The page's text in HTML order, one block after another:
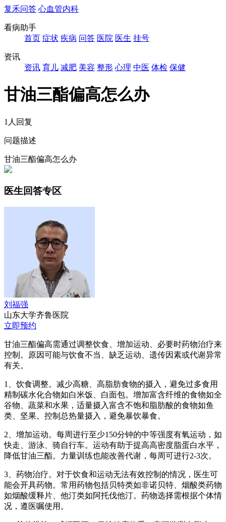
复禾问答 心血管内科
看病助手
首页 症状 疾病 问答 医院 医生 挂号
资讯
资讯 育儿 减肥 美容 整形 心理 中医 体检 保健
甘油三酯偏高怎么办
1人回复
问题描述
甘油三酯偏高怎么办
医生回答专区
刘福强
山东大学齐鲁医院
立即预约
甘油三酯偏高需通过调整饮食、增加运动、必要时药物治疗来
控制。原因可能与饮食不当、缺乏运动、遗传因素或代谢异常
有关。
1、饮食调整。减少高糖、高脂肪食物的摄入，避免过多食用
精制碳水化合物如白米饭、白面包。增加富含纤维的食物如全
谷物、蔬菜和水果，适量摄入富含不饱和脂肪酸的食物如鱼
类、坚果。控制总热量摄入，避免暴饮暴食。
2、增加运动。每周进行至少150分钟的中等强度有氧运动，如
快走、游泳、骑自行车。运动有助于提高高密度脂蛋白水平，
降低甘油三酯。力量训练也能改善代谢，每周可进行2-3次。
3、药物治疗。对于饮食和运动无法有效控制的情况，医生可
能会开具药物。常用药物包括贝特类如非诺贝特、烟酸类药物
如烟酸缓释片、他汀类如阿托伐他汀。药物选择需根据个体情
况，遵医嘱使用。